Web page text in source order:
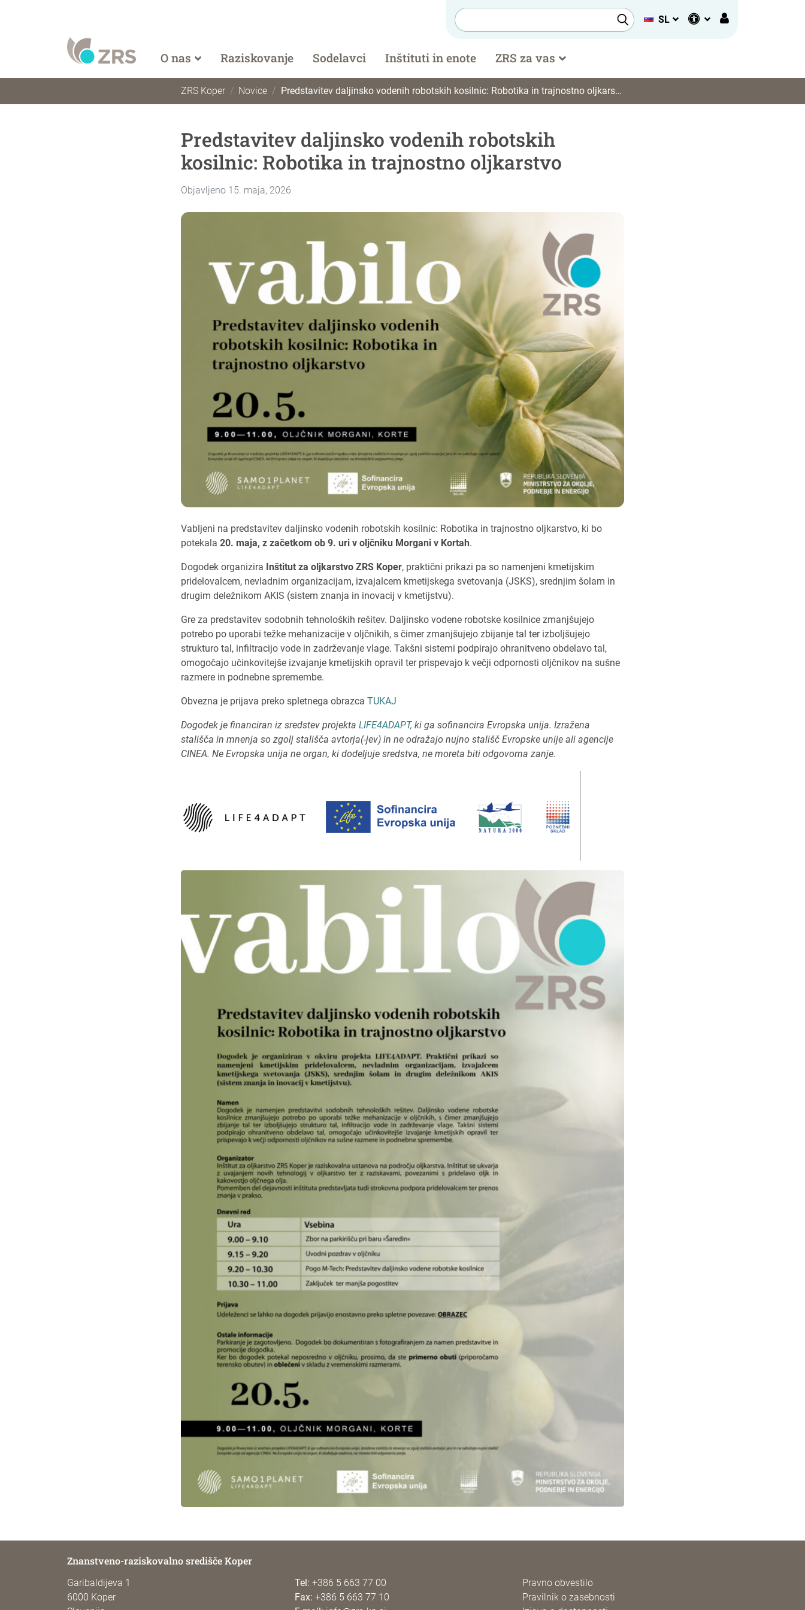
SL
O nas Raziskovanje Sodelavci Inštituti in enote ZRS za vas
ZRS Koper Novice Predstavitev daljinsko vodenih robotskih kosilnic: Robotika in trajnostno oljkarstvo
Predstavitev daljinsko vodenih robotskih
kosilnic: Robotika in trajnostno oljkarstvo
Objavljeno 15. maja, 2026
Vabljeni na predstavitev daljinsko vodenih robotskih kosilnic: Robotika in trajnostno oljkarstvo, ki bo
potekala 20. maja, z začetkom ob 9. uri v oljčniku Morgani v Kortah.
Dogodek organizira Inštitut za oljkarstvo ZRS Koper, praktični prikazi pa so namenjeni kmetijskim
pridelovalcem, nevladnim organizacijam, izvajalcem kmetijskega svetovanja (JSKS), srednjim šolam in
drugim deležnikom AKIS (sistem znanja in inovacij v kmetijstvu).
Gre za predstavitev sodobnih tehnoloških rešitev. Daljinsko vodene robotske kosilnice zmanjšujejo
potrebo po uporabi težke mehanizacije v oljčnikih, s čimer zmanjšujejo zbijanje tal ter izboljšujejo
strukturo tal, infiltracijo vode in zadrževanje vlage. Takšni sistemi podpirajo ohranitveno obdelavo tal,
omogočajo učinkovitejše izvajanje kmetijskih opravil ter prispevajo k večji odpornosti oljčnikov na sušne
razmere in podnebne spremembe.
Obvezna je prijava preko spletnega obrazca TUKAJ
Dogodek je financiran iz sredstev projekta LIFE4ADAPT, ki ga sofinancira Evropska unija. Izražena
stališča in mnenja so zgolj stališča avtorja(-jev) in ne odražajo nujno stališč Evropske unije ali agencije
CINEA. Ne Evropska unija ne organ, ki dodeljuje sredstva, ne moreta biti odgovorna zanje.
Znanstveno-raziskovalno središče Koper
Garibaldijeva 1
6000 Koper
Tel: +386 5 663 77 00
Fax: +386 5 663 77 10
Pravno obvestilo
Pravilnik o zasebnosti